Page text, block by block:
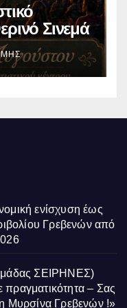
Σινεμά
ενίσχυση έως
Γρεβενών από
ΣΕΙΡΗΝΕΣ)
πραγματικότητα – Σας
Μυρσίνα Γρεβενών !»